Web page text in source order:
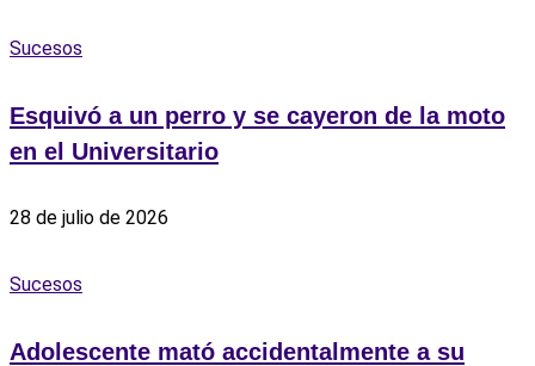
Sucesos
Esquivó a un perro y se cayeron de la moto
en el Universitario
28 de julio de 2026
Sucesos
Adolescente mató accidentalmente a su